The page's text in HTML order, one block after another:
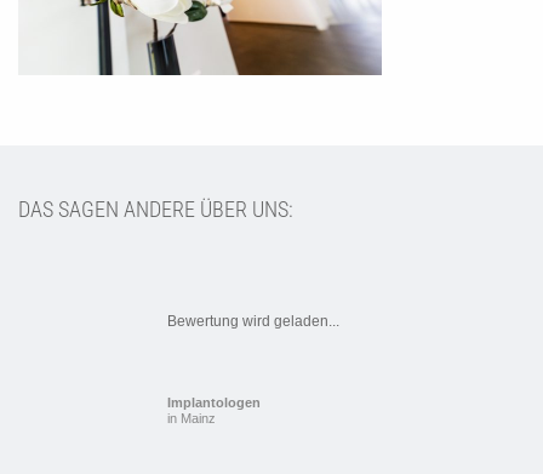
DAS SAGEN ANDERE ÜBER UNS:
Bewertung wird geladen...
Implantologen
in Mainz